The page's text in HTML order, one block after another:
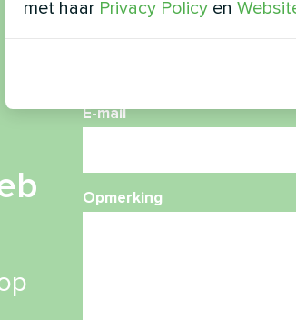
E-mail
Opmerking
met haar Privacy Policy en